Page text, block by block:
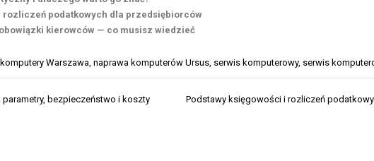
rozliczeń podatkowych dla przedsiębiorców
kierowców — co musisz wiedzieć
komputery Warszawa naprawa komputerów Ursus serwis komputerowy, serwis
parametry, bezpieczeństwo i koszty Podstawy księgowości i rozliczeń